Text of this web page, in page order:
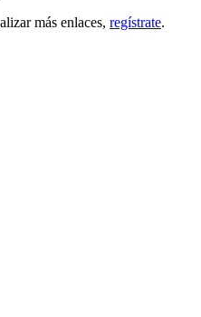
más enlaces, regístrate.